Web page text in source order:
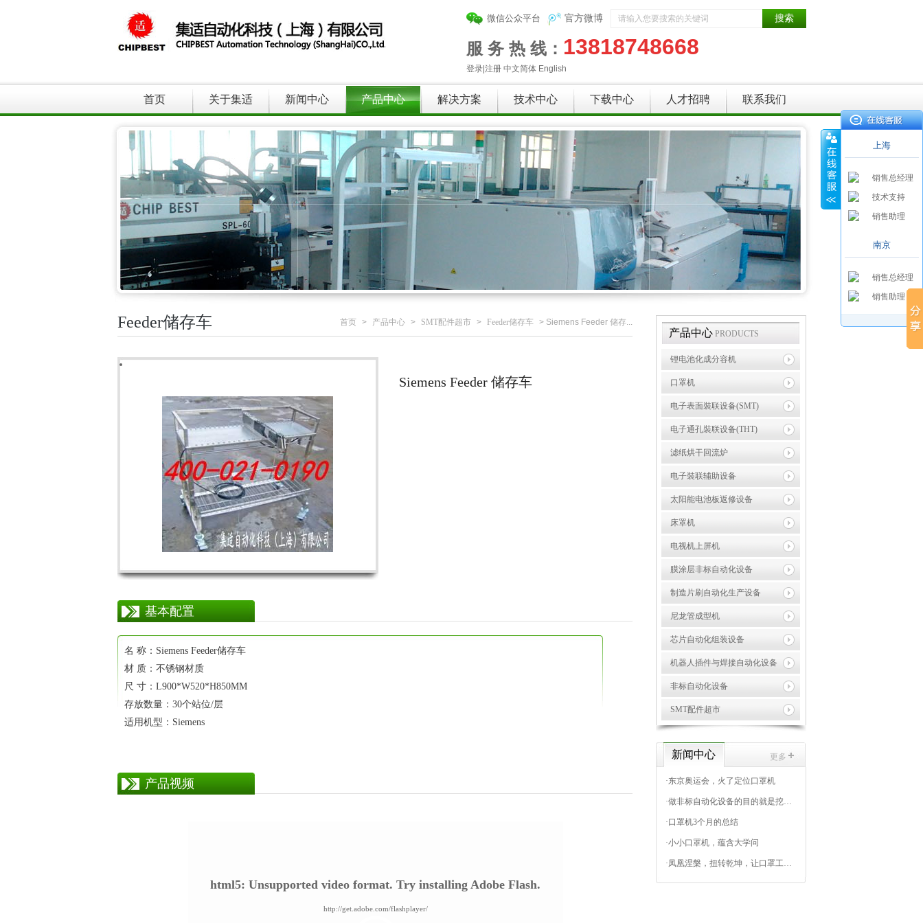
官方微博
微信公众平台
服 务 热 线： 13818748668
登录| 注册 中文简体 English
首页 关于集适 新闻中心 产品中心 解决方案 技术中心 下载中心 人才招聘 联系我们
Feeder储存车 首页 > 产品中心 > SMT配件超市 > Feeder储存车 > Siemens Feeder 储存...
Siemens Feeder 储存车
基本配置
名 称：Siemens Feeder储存车
材 质：不锈钢材质
尺 寸：L900*W520*H850MM
存放数量：30个站位/层
适用机型：Siemens
产品视频
html5: Unsupported video format. Try installing Adobe Flash.
http://get.adobe.com/flashplayer/
产品中心PRODUCTS
锂电池化成分容机
口罩机
电子表面裝联设备(SMT)
电子通孔裝联设备(THT)
滤纸烘干回流炉
电子裝联辅助设备
太阳能电池板返修设备
床罩机
电视机上屏机
膜涂层非标自动化设备
制造片刷自动化生产设备
尼龙管成型机
芯片自动化组装设备
机器人插件与焊接自动化设备
非标自动化设备
SMT配件超市
更多
新闻中心
·东京奥运会，火了定位口罩机
·做非标自动化设备的目的就是挖掘出标准自动化设备市场
·口罩机3个月的总结
·小小口罩机，蕴含大学问
·凤凰涅槃，扭转乾坤，让口罩工厂回归“上帝”角色
上海
销售总经理
技术支持
销售助理
南京
销售总经理
销售助理